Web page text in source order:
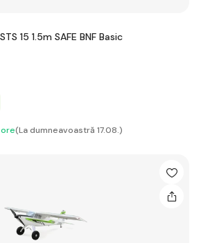
15 1.5m SAFE BNF Basic
(La dumneavoastră 17.08.)